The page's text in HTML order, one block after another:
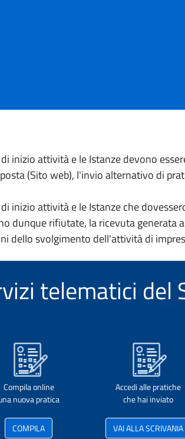
inizio attività e le Istanze devono
(Sito web), l'invio alternativo di
inizio attività e le Istanze che
dunque rifiutate, la ricevuta
dello svolgimento dell'attività di
telematici del
Compila online
nuova pratica
COMPILA
Accedi alle pratiche
che hai inviato
VAI ALLA SCRIVANIA